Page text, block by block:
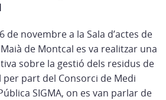
de novembre a la Sala d’actes de
de Montcal es va realitzar una
sobre la gestió dels residus de
per part del Consorci de Medi
SIGMA, on es van parlar de